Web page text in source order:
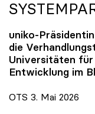
uniko-
die
Universitäten
Entwicklung im
OTS 3. Mai 2026